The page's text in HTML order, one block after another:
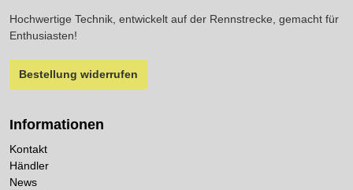
Hochwertige Technik, entwickelt auf der Rennstrecke, gemacht für
Enthusiasten!
Bestellung widerrufen
Informationen
Kontakt
Händler
News